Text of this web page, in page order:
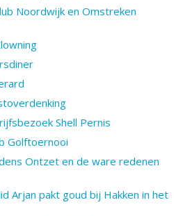
Noordwijk en Omstreken
Shell Pernis
Golftoernooi
Ontzet en de ware redenen
Arjan pakt goud bij Hakken in het